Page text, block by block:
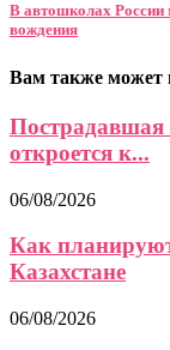
В автошколах России
вождения
Вам также может
откроется к...
06/08/2026
Как
Казахстане
06/08/2026